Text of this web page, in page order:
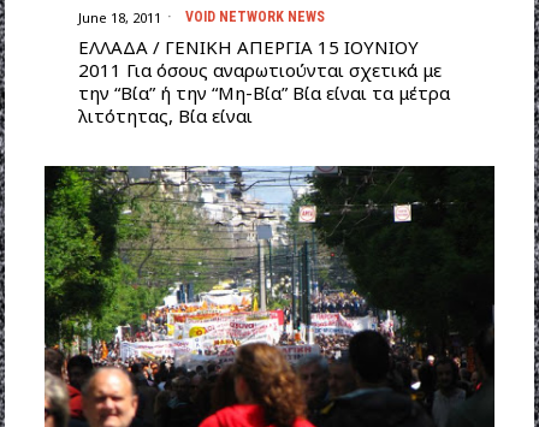
June 18, 2011 VOID NETWORK NEWS
ΕΛΛΑΔΑ / ΓΕΝΙΚΗ ΑΠΕΡΓΙΑ 15 ΙΟΥΝΙΟΥ
2011 Για όσους αναρωτιούνται σχετικά με
την “Βία” ή την “Μη-Βία” Βία είναι τα μέτρα
λιτότητας, Βία είναι